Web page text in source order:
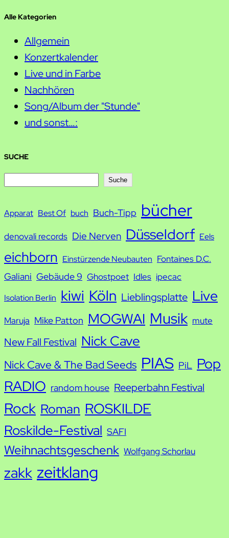
Alle Kategorien
Allgemein
Konzertkalender
Live und in Farbe
Nachhören
Song/Album der "Stunde"
und sonst…:
SUCHE
c
Suche
Apparat Best Of buch Buch-Tipp bücher
denovali records Die Nerven Düsseldorf Eels
eichborn Einstürzende Neubauten Fontaines D.C.
Galiani Gebäude 9 Ghostpoet Idles ipecac
Isolation Berlin kiwi Köln Lieblingsplatte Live
Maruja Mike Patton MOGWAI Musik mute
New Fall Festival Nick Cave
Nick Cave & The Bad Seeds PIAS PiL Pop
RADIO random house Reeperbahn Festival
Rock Roman ROSKILDE
Roskilde-Festival SAFI
Weihnachtsgeschenk Wolfgang Schorlau
zakk zeitklang